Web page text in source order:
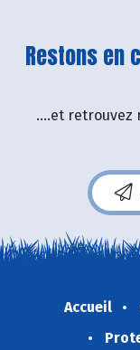
Restons en
....et retrouvez
Accueil